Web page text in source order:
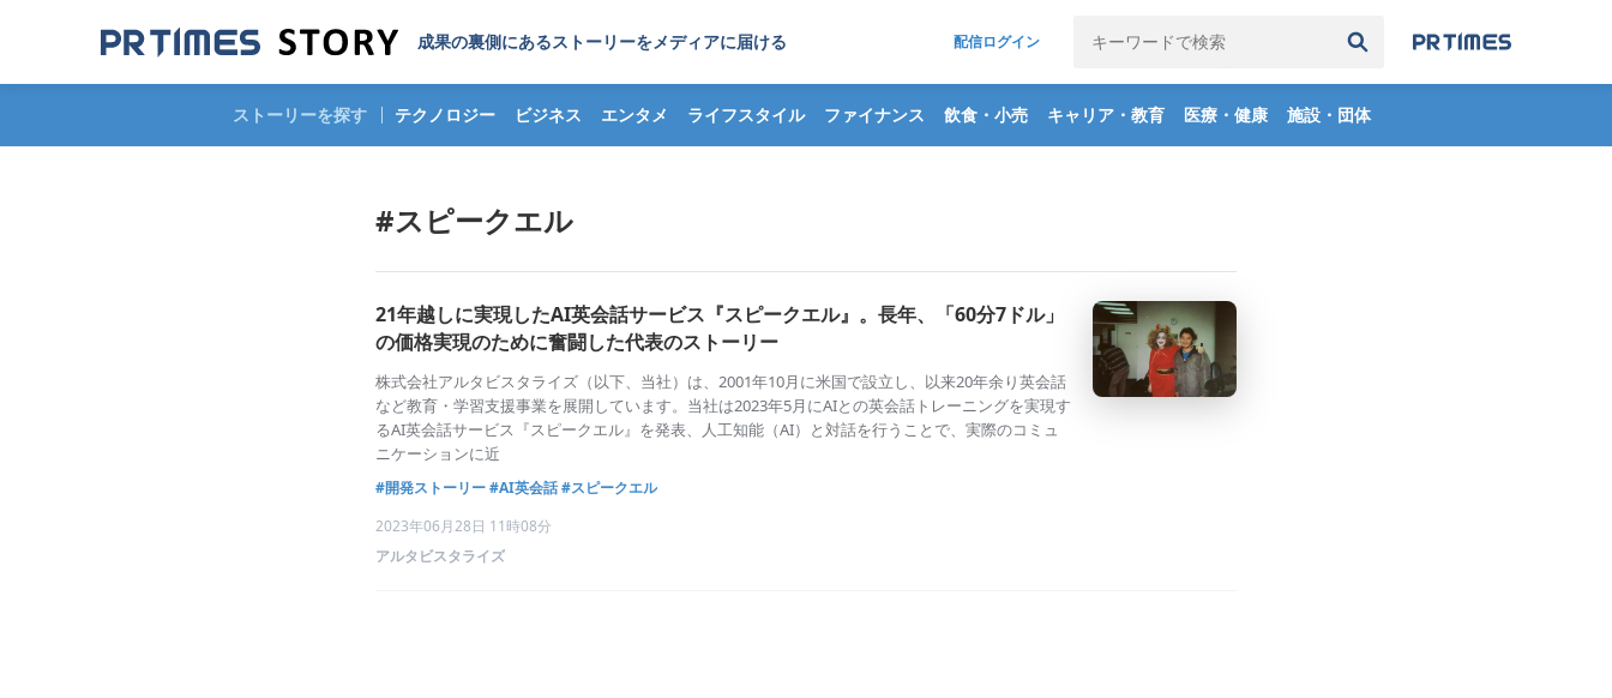
成果の裏側にあるストーリーをメディアに届ける 配信ログイン
検索履歴 全て削除
ストーリーを探す テクノロジー ビジネス エンタメ ライフスタイル ファイナンス 飲食・小売 キャリア・教育 医療・健康 施設・団体
#スピークエル
21年越しに実現したAI英会話サービス『スピークエル』。長年、「60分7ドル」
の価格実現のために奮闘した代表のストーリー
株式会社アルタビスタライズ（以下、当社）は、2001年10月に米国で設立し、以来20年余り英会話
など教育・学習支援事業を展開しています。当社は2023年5月にAIとの英会話トレーニングを実現す
るAI英会話サービス『スピークエル』を発表、人工知能（AI）と対話を行うことで、実際のコミュ
ニケーションに近
#開発ストーリー#AI英会話#スピークエル
2023年06月28日 11時08分
アルタビスタライズ